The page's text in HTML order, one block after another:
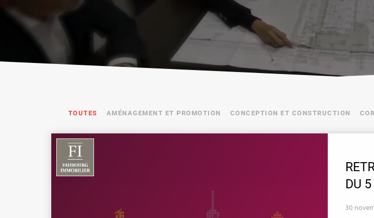
TOUTES AMÉNAGEMENT ET PROMOTION CONCEPTION ET CONSTRUCTION
DU
30